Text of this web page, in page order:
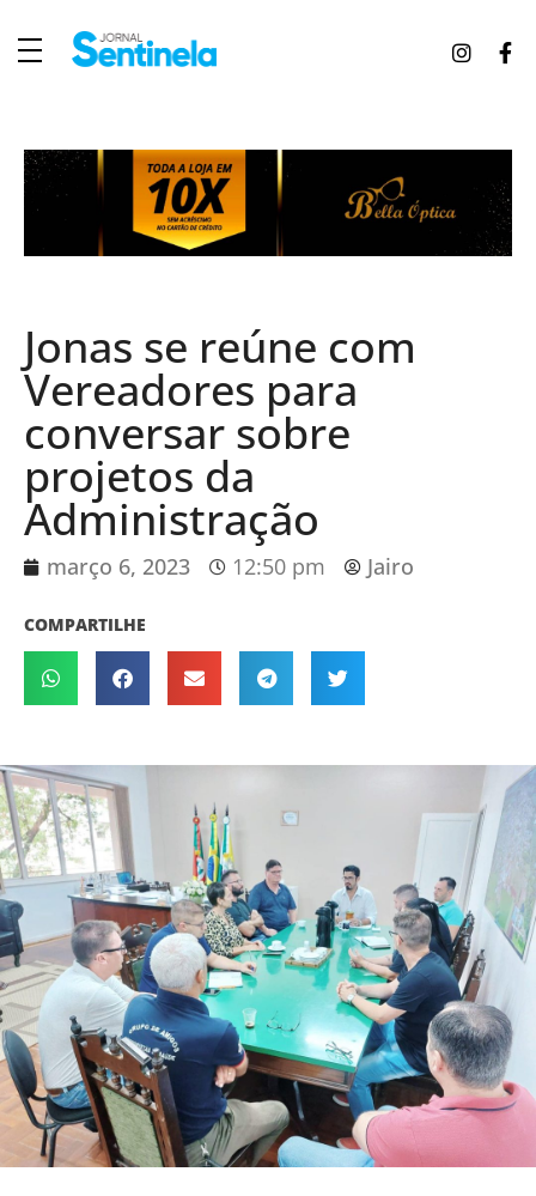
Jonas se reúne com
Vereadores para
conversar sobre
projetos da
Administração
março 6, 2023 12:50 pm Jairo
COMPARTILHE